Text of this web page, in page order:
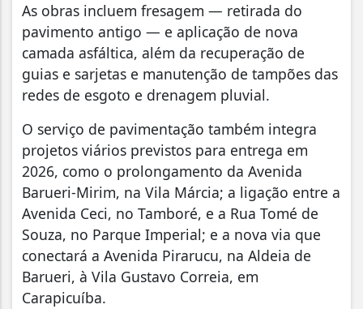
As obras incluem fresagem — retirada do
pavimento antigo — e aplicação de nova
camada asfáltica, além da recuperação de
guias e sarjetas e manutenção de tampões das
redes de esgoto e drenagem pluvial.
O serviço de pavimentação também integra
projetos viários previstos para entrega em
2026, como o prolongamento da Avenida
Barueri-Mirim, na Vila Márcia; a ligação entre a
Avenida Ceci, no Tamboré, e a Rua Tomé de
Souza, no Parque Imperial; e a nova via que
conectará a Avenida Pirarucu, na Aldeia de
Barueri, à Vila Gustavo Correia, em
Carapicuíba.